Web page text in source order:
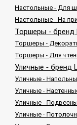
Настольные - Для
Настольные - На
Торшеры - бренд
Торшеры -
Торшеры - Для
Уличные - бренд
Уличные -
Уличные -
Уличные -
Уличные -